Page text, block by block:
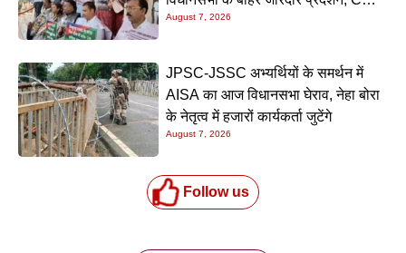
हेमंत सोरेन के इस्तीफे की उठी मांग
August 7, 2026
JPSC-JSSC अभ्यर्थियों के समर्थन में
AISA का आज विधानसभा घेराव, नेहा बोरा
के नेतृत्व में हजारों कार्यकर्ता जुटेंगे
August 7, 2026
Follow us